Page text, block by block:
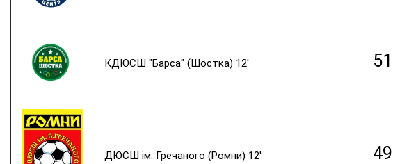
КДЮСШ "Барса" (Шостка) 12' 51
ДЮСШ ім. Гречаного (Ромни) 12' 49